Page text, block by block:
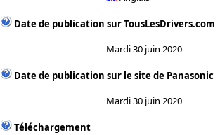
Date de publication sur TousLesDrivers.com
Mardi 30 juin 2020
Date de publication sur le site de Panasonic
Mardi 30 juin 2020
Téléchargement